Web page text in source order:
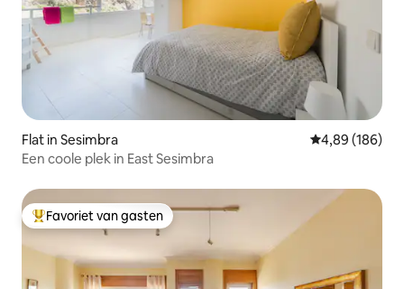
Flat in Sesimbra Gemiddelde
4,89 (186)
Een coole plek in East Sesimbra
Topfavoriet van gasten
Favoriet van gasten